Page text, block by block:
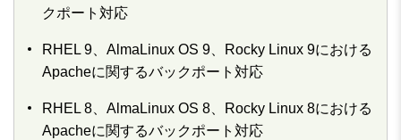
クポート対応
RHEL 9、AlmaLinux OS 9、Rocky Linux 9における
Apacheに関するバックポート対応
RHEL 8、AlmaLinux OS 8、Rocky Linux 8における
Apacheに関するバックポート対応